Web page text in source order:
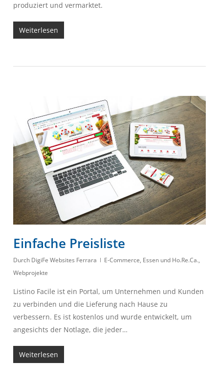
produziert und vermarktet.
Weiterlesen
Einfache Preisliste
Durch DigiFe Websites Ferrara E-Commerce, Essen und Ho.Re.Ca.,
Webprojekte
Listino Facile ist ein Portal, um Unternehmen und Kunden
zu verbinden und die Lieferung nach Hause zu
verbessern. Es ist kostenlos und wurde entwickelt, um
angesichts der Notlage, die jeder…
Weiterlesen